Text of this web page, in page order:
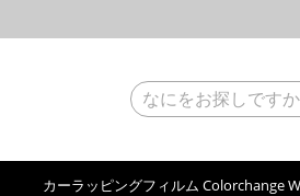
カーラッピングフィルム Colorchange